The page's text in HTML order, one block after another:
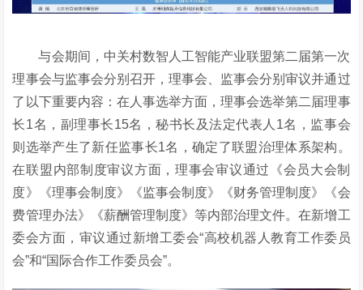
与会期间，中关村数智人工智能产业联盟第二届第一次
理事会与监事会分别召开，理事会、监事会分别审议并通过
了以下重要内容：在人事选举方面，理事会选举第二届理事
长1名，副理事长15名，秘书长及法定代表人1名，监事会
则选举产生了新任监事长1名，确定了联盟治理体系架构。
在联盟内部制度审议方面，理事会审议通过《会员大会制
度》《理事会制度》《监事会制度》《财务管理制度》《会
费管理办法》《薪酬管理制度》等内部治理文件。在新增工
委会方面，审议通过新增工委会“高校机器人教育工作委员
会”和“国际合作工作委员会”。